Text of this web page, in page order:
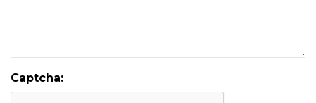
Captcha: